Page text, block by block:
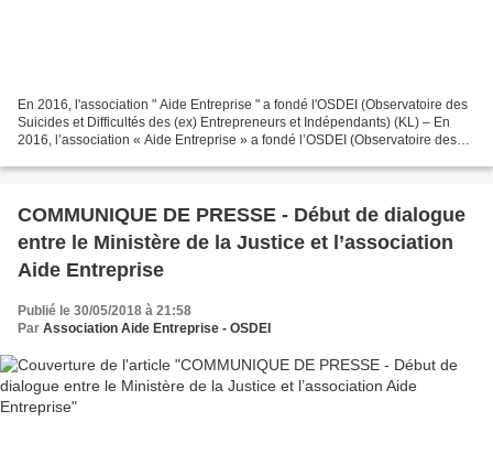
En 2016, l'association " Aide Entreprise " a fondé l'OSDEI (Observatoire des
Suicides et Difficultés des (ex) Entrepreneurs et Indépendants) (KL) – En
2016, l’association « Aide Entreprise » a fondé l’OSDEI (Observatoire des
COMMUNIQUE DE PRESSE - Début de dialogue
entre le Ministère de la Justice et l’association
Aide Entreprise
Publié le 30/05/2018 à 21:58
Par Association Aide Entreprise - OSDEI